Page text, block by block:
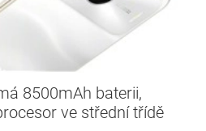
8500mAh baterii,
ve střední třídě